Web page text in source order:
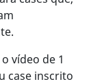
vídeo de 1
case inscrito